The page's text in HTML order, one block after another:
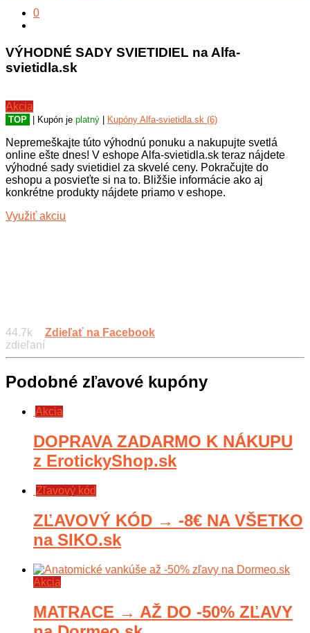
0
VÝHODNÉ SADY SVIETIDIEL na Alfa-
svietidla.sk
Akcia
TOP | Kupón je platný Kupóny Alfa-svietidla.sk (6)
Nepremeškajte túto výhodnú ponuku a nakupujte svetlá
online ešte dnes! V eshope Alfa-svietidla.sk teraz nájdete
výhodné sady svietidiel za skvelé ceny. Pokračujte do
eshopu a posvieťte si na to. Bližšie informácie ako aj
konkrétne produkty nájdete priamo v eshope.
Využiť akciu
44.7k
zdieľaní
Zdieľať na Facebook
Podobné zľavové kupóny
Akcia
DOPRAVA ZADARMO K NÁKUPU
z ErotickyShop.sk
Zľavový kód
ZĽAVOVÝ KÓD → -8€ NA VŠETKO
na SIKO.sk
Akcia
MATRACE → AŽ DO -50% ZĽAVY